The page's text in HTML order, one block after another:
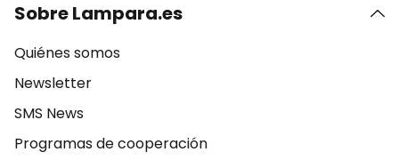
Sobre Lampara.es
Quiénes somos
Newsletter
SMS News
Programas de cooperación